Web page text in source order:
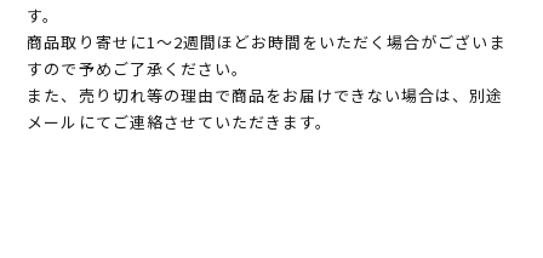
す。
商品取り寄せに1～2週間ほどお時間をいただく場合がございま
すので予めご了承ください。
また、売り切れ等の理由で商品をお届けできない場合は、別途
メールにてご連絡させていただきます。